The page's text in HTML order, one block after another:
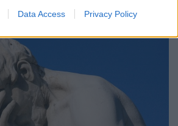
Data Access Privacy Policy